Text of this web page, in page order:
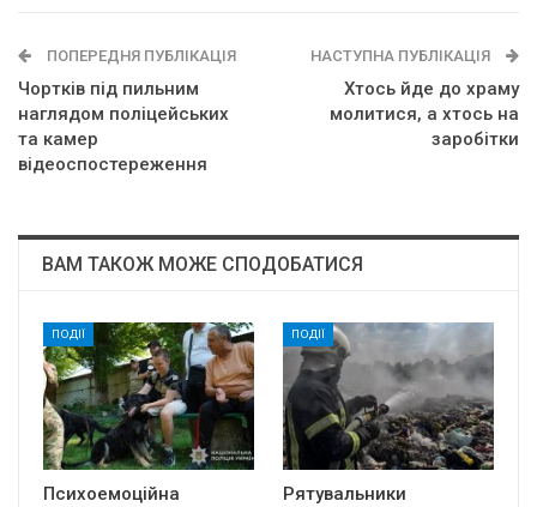
ПОПЕРЕДНЯ ПУБЛІКАЦІЯ
Чортків під пильним
наглядом поліцейських
та камер
відеоспостереження
НАСТУПНА ПУБЛІКАЦІЯ
Хтось йде до храму
молитися, а хтось на
заробітки
ВАМ ТАКОЖ МОЖЕ СПОДОБАТИСЯ
ПОДІЇ
Психоемоційна
ПОДІЇ
Рятувальники